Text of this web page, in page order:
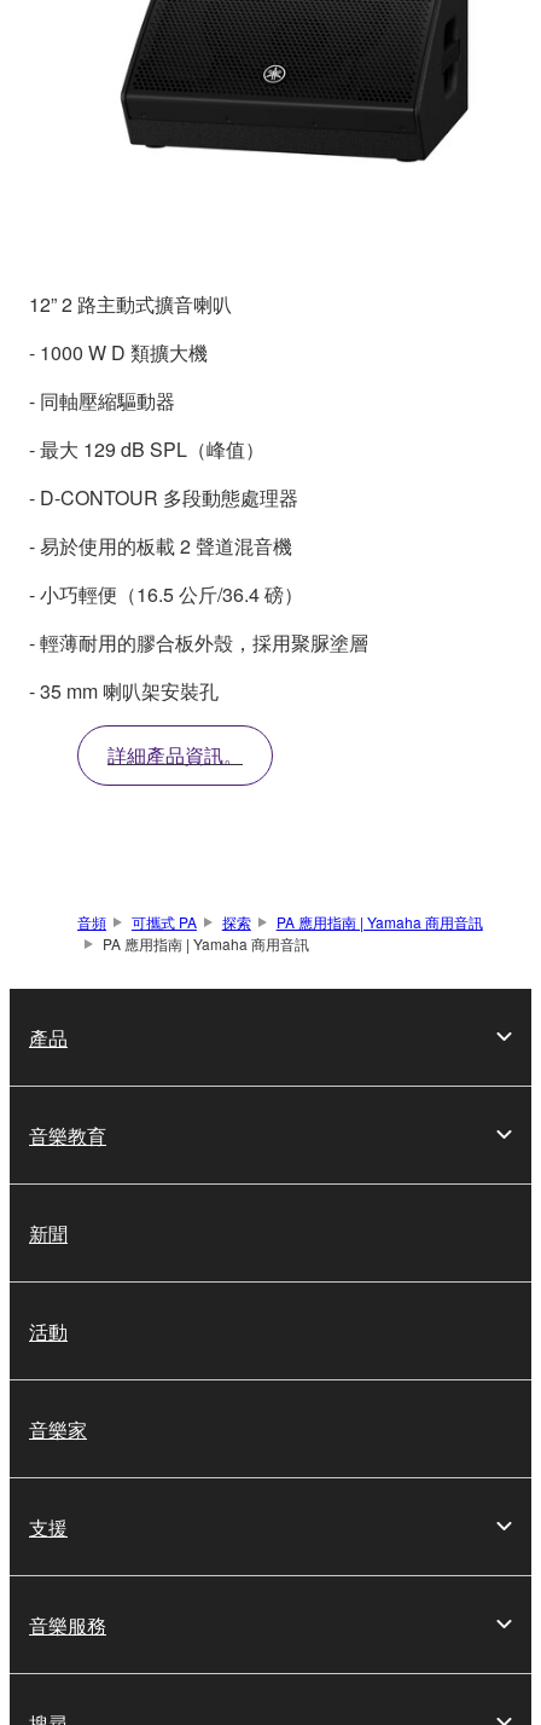
12” 2 路主動式擴音喇叭
- 1000 W D 類擴大機
- 同軸壓縮驅動器
- 最大 129 dB SPL（峰值）
- D-CONTOUR 多段動態處理器
- 易於使用的板載 2 聲道混音機
- 小巧輕便（16.5 公斤/36.4 磅）
- 輕薄耐用的膠合板外殼，採用聚脲塗層
- 35 mm 喇叭架安裝孔
詳細產品資訊。
音頻 可攜式 PA 探索
PA 應用指南 | Yamaha 商用音訊
PA 應用指南 | Yamaha 商用音訊
產品
音樂教育
新聞
活動
音樂家
支援
音樂服務